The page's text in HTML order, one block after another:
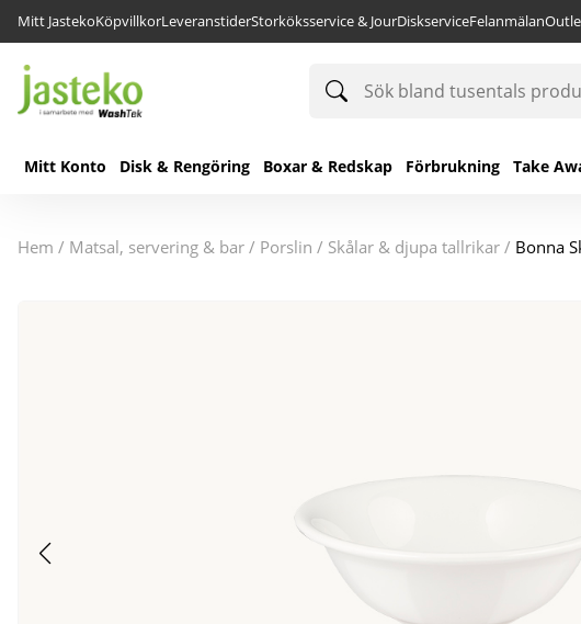
Mitt JastekoKöpvillkorLeveranstiderStorköksservice & JourDiskserviceFelanmälan
Sök
bland
produkter
Mitt Konto Disk & Rengöring Boxar & Redskap Förbrukning Take
hem / matsal, servering & bar / porslin / skålar & djupa tallrikar / Bonna